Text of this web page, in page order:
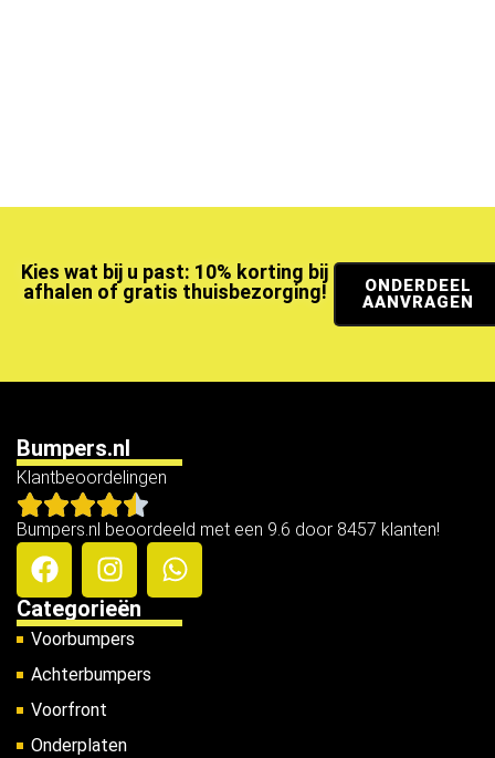
Kies wat bij u past: 10% korting bij
afhalen of gratis thuisbezorging!
ONDERDEEL
AANVRAGEN
Bumpers.nl
Klantbeoordelingen
Bumpers.nl beoordeeld met een 9.6 door 8457 klanten!
Categorieën
Voorbumpers
Achterbumpers
Voorfront
Onderplaten